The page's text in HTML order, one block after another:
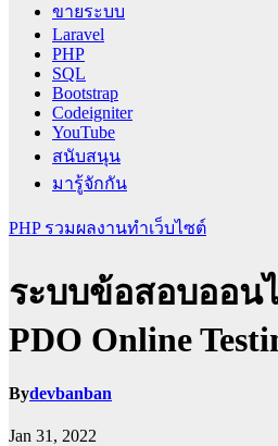
และระบบฐานข้อมูลพร้อม Workshop
มากมาย
ขายระบบ
Laravel
PHP
SQL
Bootstrap
Codeigniter
YouTube
สนับสนุน
มารู้จักกัน
PHP รวมผลงานทำเว็บไซต์
ระบบข้อสอบออน
PDO Online
Bydevbanban
Jan 31, 2022